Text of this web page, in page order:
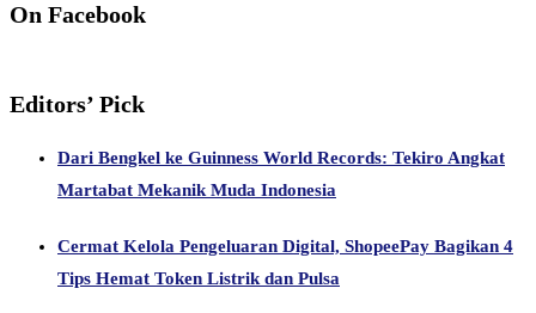
On Facebook
Editors’ Pick
Dari Bengkel ke Guinness World Records: Tekiro Angkat
Martabat Mekanik Muda Indonesia
Cermat Kelola Pengeluaran Digital, ShopeePay Bagikan 4
Tips Hemat Token Listrik dan Pulsa